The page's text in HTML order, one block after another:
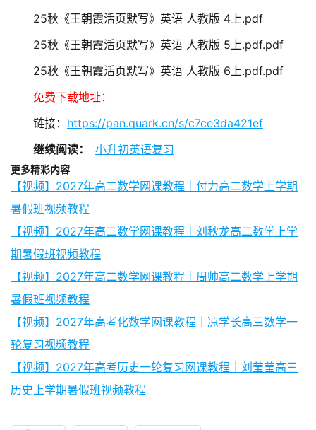
25秋《王朝霞活页默写》英语 人教版 4上.pdf
25秋《王朝霞活页默写》英语 人教版 5上.pdf.pdf
25秋《王朝霞活页默写》英语 人教版 6上.pdf.pdf
免费下载地址：
链接： https://pan.quark.cn/s/c7ce3da421ef
继续阅读：
小升初英语复习
更多精彩内容
【视频】2027年高二数学网课教程｜付力高二数学上学期
暑假班视频教程
【视频】2027年高二数学网课教程｜刘秋龙高二数学上学
期暑假班视频教程
【视频】2027年高二数学网课教程｜周帅高二数学上学期
暑假班视频教程
【视频】2027年高考化数学网课教程｜凉学长高三数学一
轮复习视频教程
【视频】2027年高考历史一轮复习网课教程｜刘莹莹高三
历史上学期暑假班视频教程